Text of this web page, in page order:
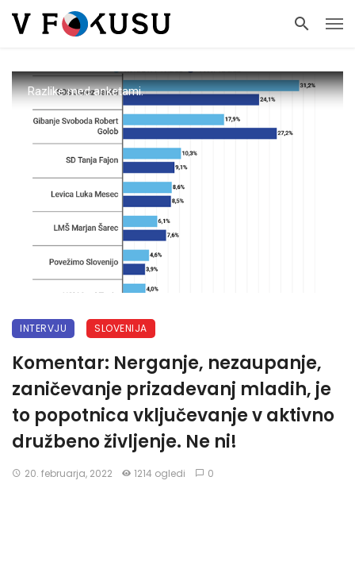
Razlike med anketami.
INTERVJU SLOVENIJA
Komentar: Nerganje, nezaupanje,
zaničevanje prizadevanj mladih, je
to popotnica vključevanje v aktivno
družbeno življenje. Ne ni!
20. februarja, 2022 1214 ogledi 0